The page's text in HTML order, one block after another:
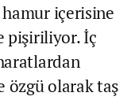
hamur içerisine
pişiriliyor. İç
özgü olarak taş